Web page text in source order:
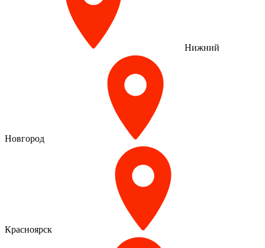
Нижний
Новгород
Красноярск